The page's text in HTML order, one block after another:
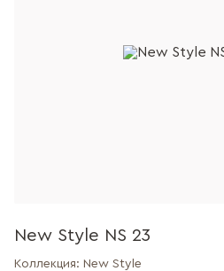
New Style NS 23
Коллекция: New Style